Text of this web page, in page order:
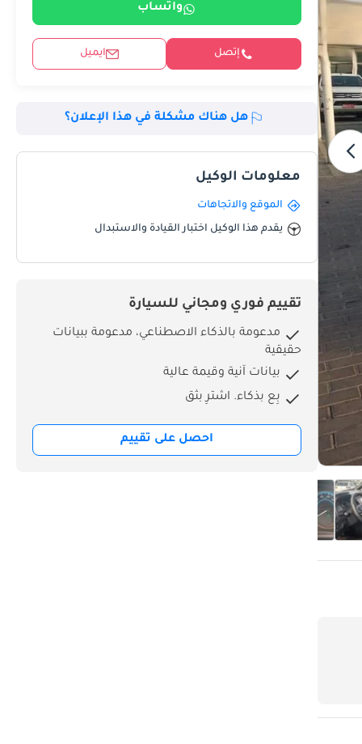
واتساب
إتصل ايميل
هل هناك مشكلة في هذا الإعلان؟
معلومات الوكيل
الموقع والاتجاهات
يقدم هذا الوكيل اختبار القيادة والاستبدال
تقييم فوري ومجاني للسيارة
مدعومة بالذكاء الاصطناعي، مدعومة ببيانات
حقيقية
بيانات آنية وقيمة عالية
بِع بذكاء. اشترِ بثق
احصل على تقييم